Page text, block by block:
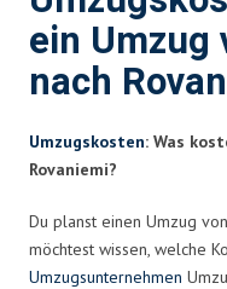
ein Umzug
nach
Umzugskosten: Was
Rovaniemi?
Du planst einen Umzug
möchtest wissen, welche
Umzugsunternehmen